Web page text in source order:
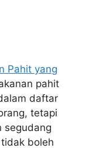
Pahit yang
pahit
daftar
tetapi
segudang
boleh